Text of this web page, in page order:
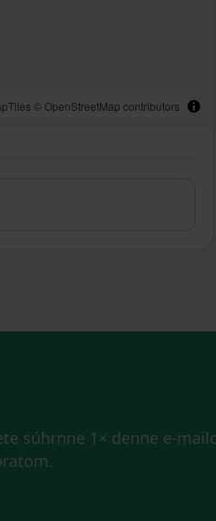
© OpenStreetMap contributors
súhrnne 1× denne e-